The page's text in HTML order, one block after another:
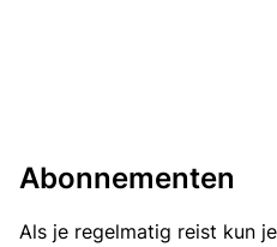
Abonnementen
Als je regelmatig reist kun